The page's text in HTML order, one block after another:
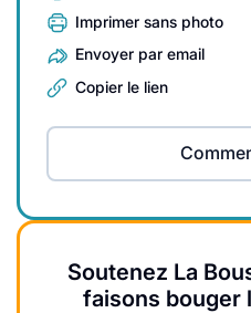
Imprimer sans photo
Envoyer par email
Copier le lien
Soutenez La
faisons bouger